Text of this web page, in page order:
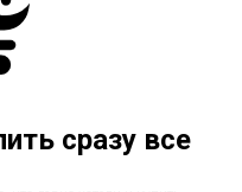
сразу все